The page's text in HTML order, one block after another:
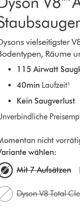
vielseitigster
Räume
115 Airwatt
40minLaufzeit¹
Kein Saugverlust
nicht
wählen:
Mit 7 Aufsätzen
Dyson V8 Total